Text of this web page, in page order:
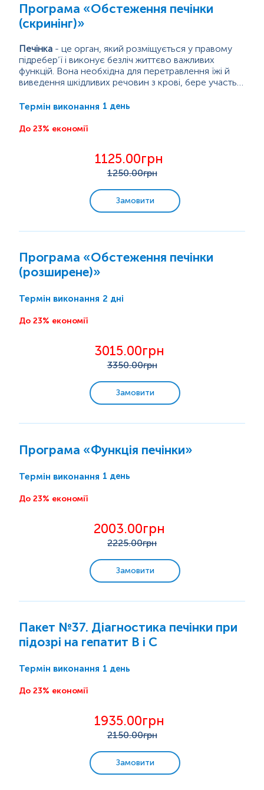
Спорт і фітнес
Краса здорової шкіри
Надлишкова вага
Аналізи для дітей
Аналізи для жінок
Аналізи для чоловіків
Програми з консультацією лікаря
Програма «Обстеження печінки
(скринінг)»
Печінка - це орган, який розміщується у правому
підребер’ї і виконує безліч життєво важливих
функцій. Вона необхідна для перетравлення їжі й
виведення шкідливих речовин з крові, бере участь
депо крові, виробляє фактори згортання крові та
відсутніми на початку захворювання або
клінічну картину інших...
Термін виконання 1 день
До 23% економії
1125.00грн
1250.00грн
Замовити
Програма «Обстеження печінки
(розширене)»
Термін виконання 2 дні
До 23% економії
3015.00грн
3350.00грн
Замовити
Програма «Функція печінки»
Термін виконання 1 день
До 23% економії
2003.00грн
2225.00грн
Замовити
Пакет №37. Діагностика печінки при
підозрі на гепатит В і С
Термін виконання 1 день
До 23% економії
1935.00грн
2150.00грн
Замовити